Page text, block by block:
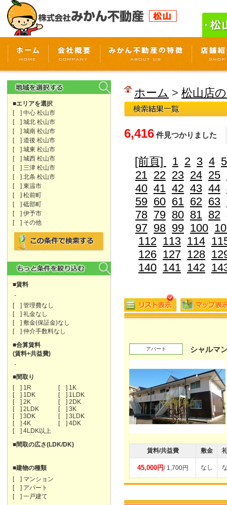
■エリアを選択
[ ] 中心 松山市
[ ] 城北 松山市
[ ] 城南 松山市
[ ] 道後 松山市
[ ] 城東 松山市
[ ] 城西 松山市
[ ] 三津 松山市
[ ] 北条 松山市
[ ] 東温市
[ ] 松前町
[ ] 砥部町
[ ] 伊予市
[ ] その他
■賃料
-
[ ] 管理費なし
[ ] 礼金なし
[ ] 敷金(保証金)なし
[ ] 仲介手数料なし
■合算賃料
(賃料+共益費)
-
■間取り
[ ] 1R
[ ] 1K
[ ] 1DK
[ ] 1LDK
[ ] 2K
[ ] 2DK
[ ] 2LDK
[ ] 3K
[ ] 3DK
[ ] 3LDK
[ ] 4K
[ ] 4DK
[ ] 4LDK以上
■間取の広さ(LDK/DK)
■建物の種類
[ ] マンション
[ ] アパート
[ ] 一戸建て
ホーム > 松山店
6,416 件見つかりました
[前頁] 1 2 3 4 5
21 22 23 24 25
40 41 42 43 44
59 60 61 62 63
78 79 80 81 82
97 98 99 100
112 113 114
126 127 128
140 141 142
アパート シャルマ
賃料/共益費 敷金
45,000円/ 1,700円 なし